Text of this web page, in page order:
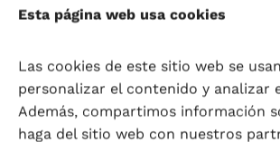
Esta página web usa cookies
Las cookies de este sitio web se
personalizar el contenido y analizar
Además, compartimos información
haga del sitio web con nuestros